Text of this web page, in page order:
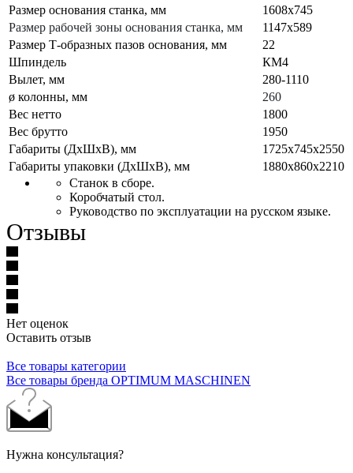
Размер основания станка, мм
1608х745
Размер рабочей зоны основания станка, мм
1147х589
Размер Т-образных пазов основания, мм
22
Шпиндель
КМ4
Вылет, мм
280-1110
ø колонны, мм
260
Вес нетто
1800
Вес брутто
1950
Габариты (ДхШхВ), мм
1725х745х2550
Габариты упаковки (ДхШхВ), мм
1880х860х2210
Станок в сборе.
Коробчатый стол.
Руководство по эксплуатации на русском языке.
Отзывы
Нет оценок
Оставить отзыв
Все товары категории
Все товары бренда OPTIMUM MASCHINEN
Нужна консультация?